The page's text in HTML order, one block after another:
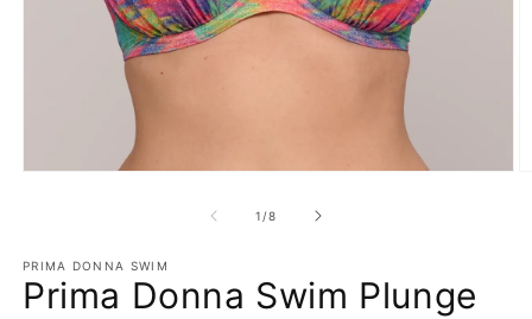
1 /van
8
PRIMA DONNA SWIM
Prima Donna Swim Plunge